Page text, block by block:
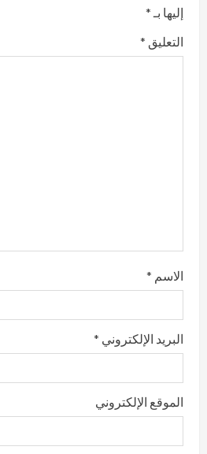
إليها بـ *
التعليق *
الاسم *
البريد الإلكتروني *
الموقع الإلكتروني